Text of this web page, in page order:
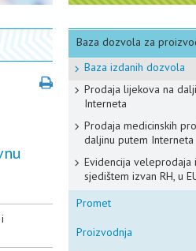
Baza dozvola za
Baza izdanih dozvola
Prodaja lijekova na
Interneta
Prodaja medicinskih
daljinu putem Interneta
Evidencija veleprodaja
sjedištem izvan RH, u
Promet
Proizvodnja